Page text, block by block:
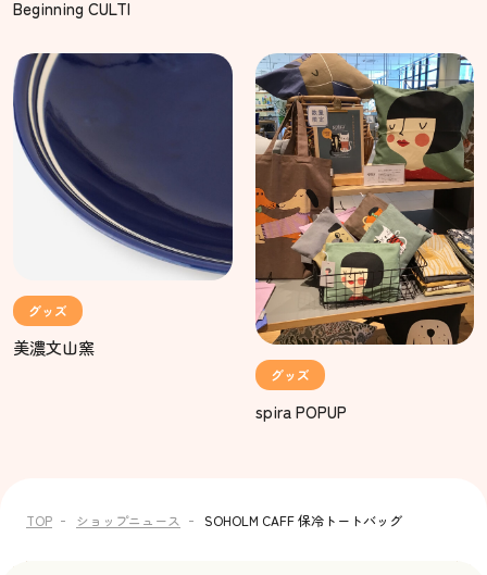
Beginning CULTI
グッズ
美濃文山窯
グッズ
spira POPUP
TOP ショップニュース SOHOLM CAFF 保冷トートバッグ